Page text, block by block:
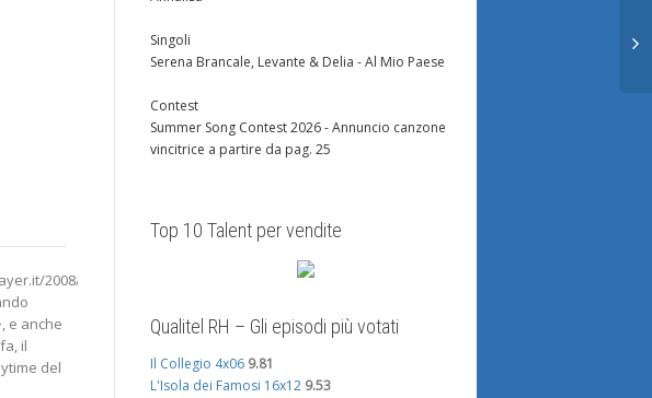
2008/05/21/harrison-
e anche
il
del
Si è svolta questo pomeriggio la
sfida tra Stefan Poole, titolare,
e lo sfidante Arnaldo. Se volete
sabato scorso non si è concluso
Singoli
Serena Brancale, Levante & Delia - Al Mio Paese
Contest
Summer Song Contest 2026 - Annuncio canzone
vincitrice a partire da pag. 25
Top 10 Talent per vendite
Qualitel RH – Gli episodi più votati
Il Collegio 4x06 9.81
L'Isola dei Famosi 16x12 9.53